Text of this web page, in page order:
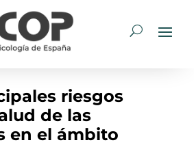
riesgos
de las
en el ámbito